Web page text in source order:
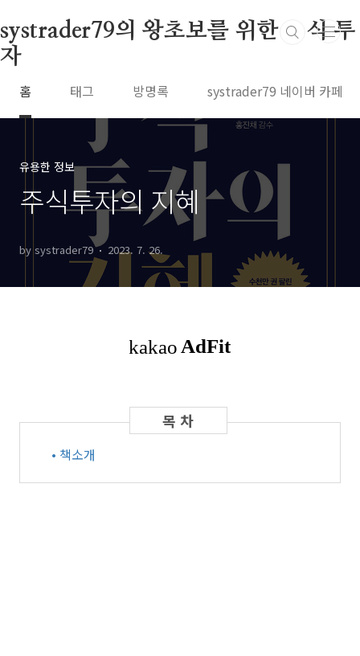
systrader79의 왕초보를 위한 주식 투
자
홈 태그 방명록 systrader79 네이버 카페
유용한 정보
주식투자의 지혜
by systrader79 2023. 7. 26.
• 책소개